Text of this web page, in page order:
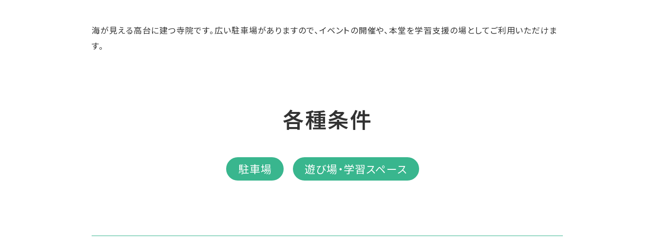
海が見える高台に建つ寺院です。広い駐車場がありますので、イベントの開催や、本堂を学習支援の場としてご利用いただけま
す。
各種条件
駐車場 遊び場・学習スペース